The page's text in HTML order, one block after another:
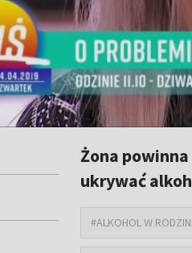
Żona
ukrywać
#ALKOHOL W